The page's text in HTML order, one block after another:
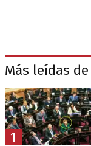
Más leídas
1